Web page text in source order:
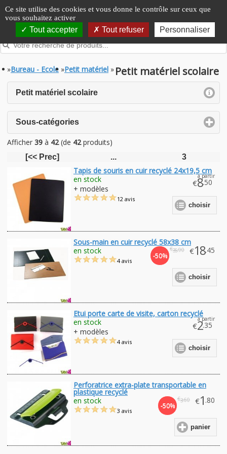
Panneau de gestion des cookies
Ce site utilise des cookies et vous donne le contrôle sur ceux que
vous souhaitez activer
Tout accepter Tout refuser Personnaliser
»Bureau - Ecole »Petit matériel » Petit matériel scolaire
Petit matériel scolaire
Sous-catégories
Afficher 39 à 42(de 42produits)
[<< Prec] ... 3
Tapis de souris en cuir recyclé 24x19,5 cm
à partir
€8.50
en stock
+ modèles
choisir
12 avis
Sous-main en cuir recyclé 58x38 cm
-50%
€36.90 €18.45
en stock
choisir
4 avis
Etui porte carte de visite, carton recyclé
à partir
€2.35
en stock
+ modèles
choisir
4 avis
Perforatrice extra-plate transportable en
plastique recyclé
-50%
€3.60 €1 .80
en stock
panier
3 avis